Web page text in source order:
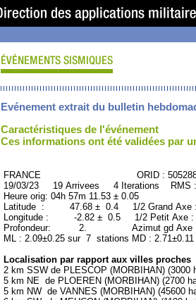
Evénement extrait du bulletin
Caractéristiques de l'événement
Ces informations ont été validées par
FRANCE ORID :
19/03/23 19 Arrivees 4 Iterations RMS
Heure orig: 04h 57m 11.53 ± 0.05
Latitude : 47.68 ± 0.4 1/2 Grand
Longitude : -2.82 ± 0.5 1/2 Petit Axe
Profondeur: 2. Azimut gd Axe :
ML : 2.09±0.25 sur 7 stations MD :
Localisation par rapport aux villes proches
2 km SSW de PLESCOP (MORBIHAN) (3000
5 km NE de PLOEREN (MORBIHAN) (2700
5 km NW de VANNES (MORBIHAN) (45600